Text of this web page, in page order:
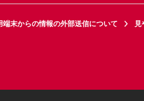
端末からの情報の外部送信について
見